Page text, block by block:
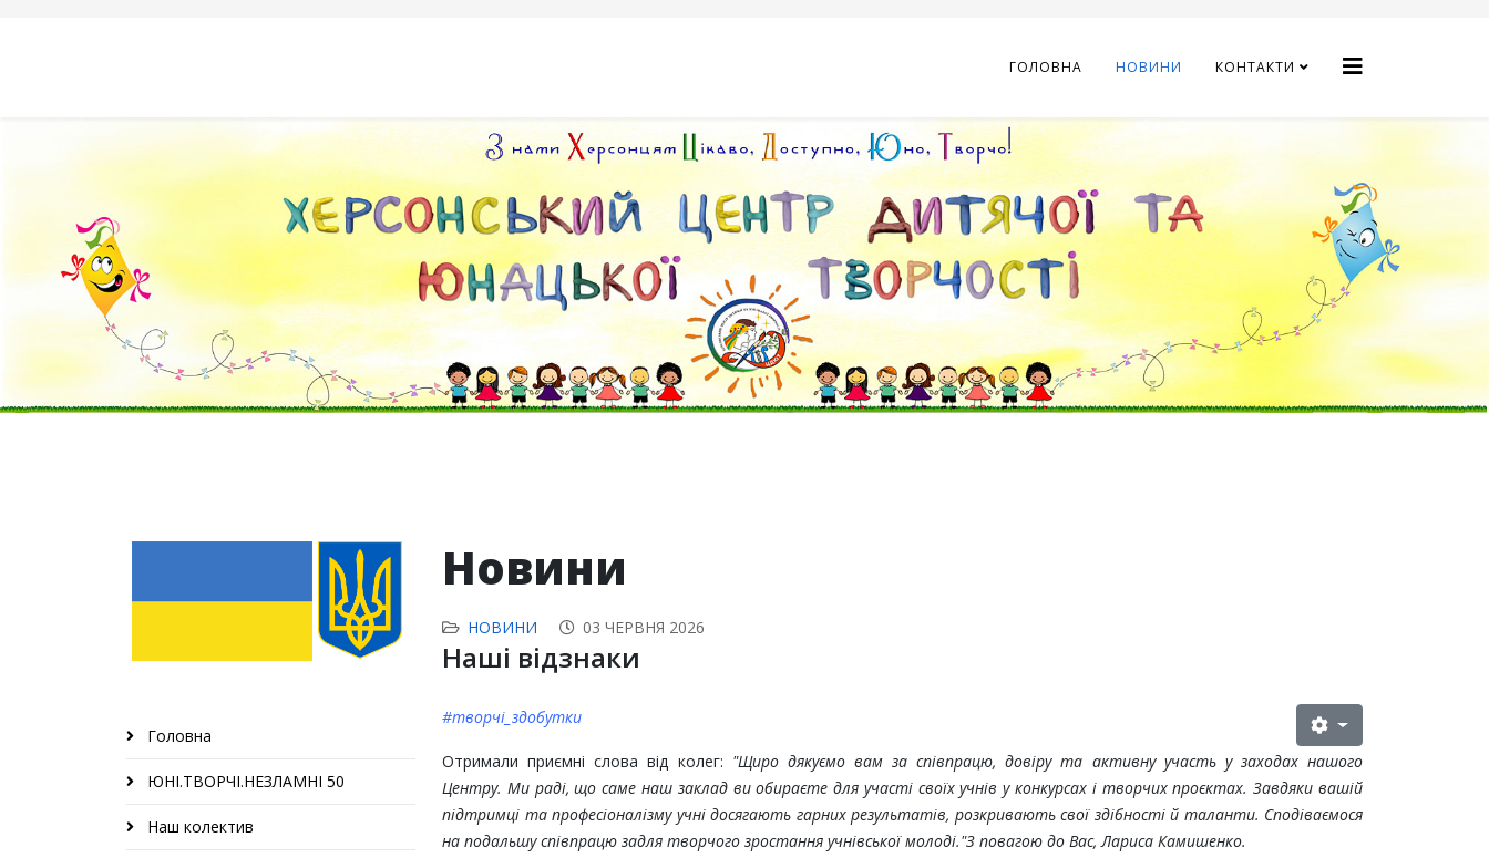
ГОЛОВНА НОВИНИ КОНТАКТИ
Головна
ЮНІ.ТВОРЧІ.НЕЗЛАМНІ 50
Наш колектив
Новини
НОВИНИ 03 ЧЕРВНЯ 2026
Наші відзнаки
#творчі_здобутки
Отримали приємні слова від колег: "Щиро дякуємо вам за співпрацю, довіру та активну участь у заходах нашого
Центру. Ми раді, що саме наш заклад ви обираєте для участі своїх учнів у конкурсах і творчих проєктах.Завдяки вашій
підтримці та професіоналізму учні досягають гарних результатів, розкривають свої здібності й таланти. Сподіваємося
на подальшу співпрацю задля творчого зростання учнівської молоді."З повагою до Вас, Лариса Камишенко.